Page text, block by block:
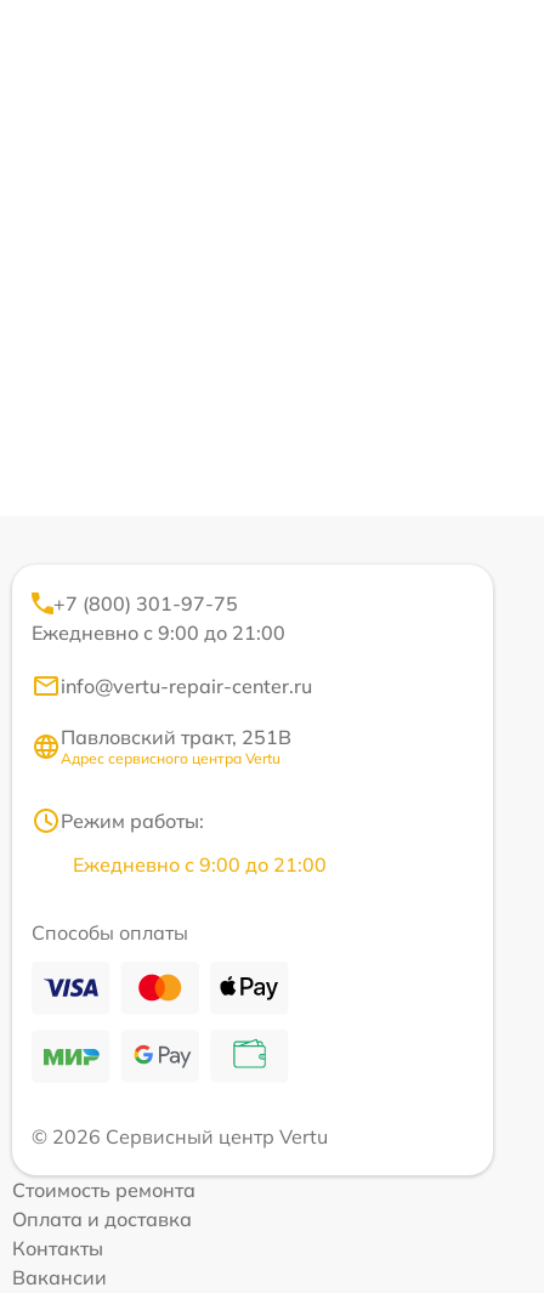
+7 (800) 301-97-75
Ежедневно с 9:00 до 21:00
info@vertu-repair-center.ru
Павловский тракт, 251В
Адрес сервисного центра Vertu
Режим работы:
Ежедневно с 9:00 до 21:00
Способы оплаты
© 2026 Сервисный центр Vertu
Стоимость ремонта
Оплата и доставка
Контакты
Вакансии